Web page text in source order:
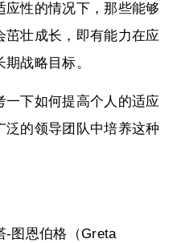
性的情况下，那些能够
茁壮成长，即有能力在应
战略目标。
一下如何提高个人的适应
的领导团队中培养这种
-图恩伯格（Greta